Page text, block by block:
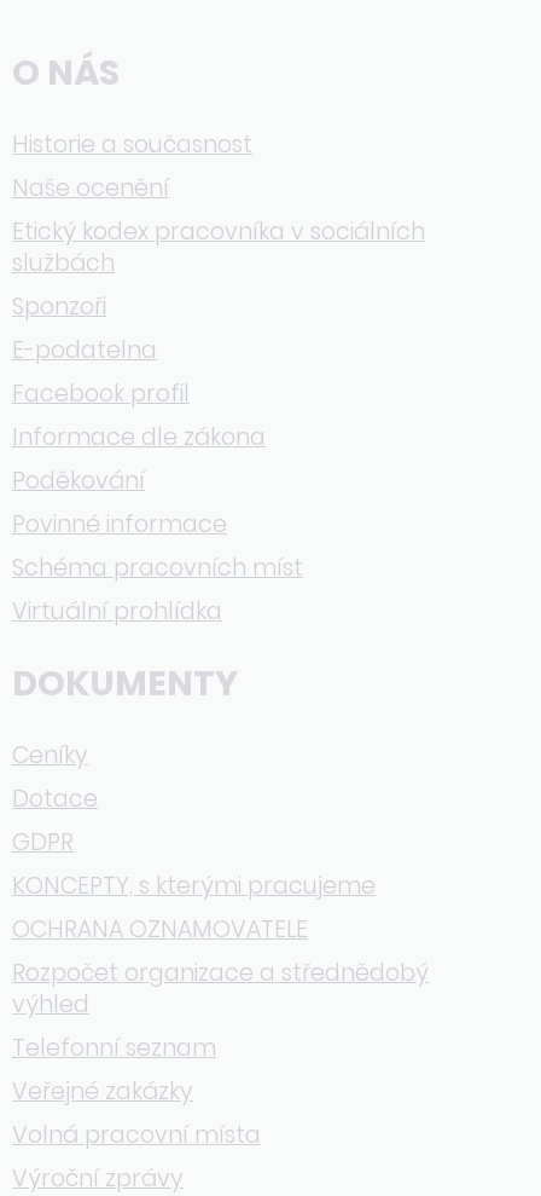
O NÁS
Historie a současnost
Naše ocenění
Etický kodex pracovníka v sociálních
službách
Sponzoři
E-podatelna
Facebook profil
Informace dle zákona
Poděkování
Povinné informace
Schéma pracovních míst
Virtuální prohlídka
DOKUMENTY
Ceníky
Dotace
GDPR
KONCEPTY, s kterými pracujeme
OCHRANA OZNAMOVATELE
Rozpočet organizace a střednědobý
výhled
Telefonní seznam
Veřejné zakázky
Volná pracovní místa
Výroční zprávy